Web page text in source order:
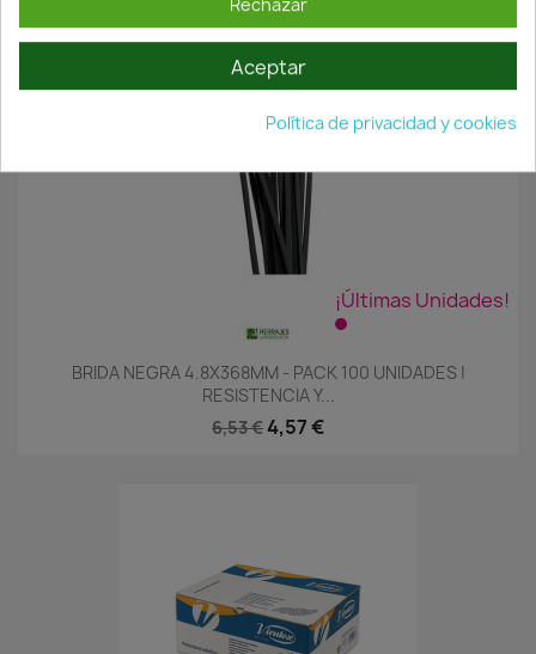
¡Últimas Unidades!
BRIDA NEGRA 4.8X368MM - PACK 100 UNIDADES |
RESISTENCIA Y...
6,53 € 4,57 €
Rechazar
Aceptar
Política de privacidad y cookies